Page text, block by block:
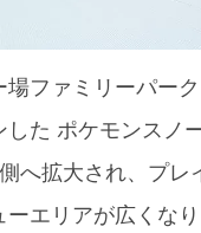
場ファミリーパー
した ポケモンスノ
へ拡大され、プレ
ーエリアが広くなり